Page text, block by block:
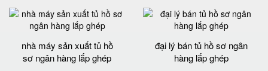
nhà máy sản xuất tủ hồ
sơ ngân hàng lắp ghép
đại lý bán tủ hồ sơ ngân
hàng lắp ghép